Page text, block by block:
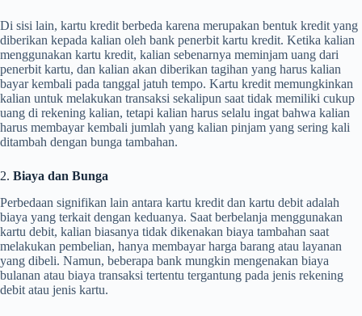
Di sisi lain, kartu kredit berbeda karena merupakan bentuk kredit yang
diberikan kepada kalian oleh bank penerbit kartu kredit. Ketika kalian
menggunakan kartu kredit, kalian sebenarnya meminjam uang dari
penerbit kartu, dan kalian akan diberikan tagihan yang harus kalian
bayar kembali pada tanggal jatuh tempo. Kartu kredit memungkinkan
kalian untuk melakukan transaksi sekalipun saat tidak memiliki cukup
uang di rekening kalian, tetapi kalian harus selalu ingat bahwa kalian
harus membayar kembali jumlah yang kalian pinjam yang sering kali
ditambah dengan bunga tambahan.
2. Biaya dan Bunga
Perbedaan signifikan lain antara kartu kredit dan kartu debit adalah
biaya yang terkait dengan keduanya. Saat berbelanja menggunakan
kartu debit, kalian biasanya tidak dikenakan biaya tambahan saat
melakukan pembelian, hanya membayar harga barang atau layanan
yang dibeli. Namun, beberapa bank mungkin mengenakan biaya
bulanan atau biaya transaksi tertentu tergantung pada jenis rekening
debit atau jenis kartu.